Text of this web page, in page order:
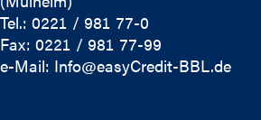
Tel.: 0221 / 981 77-0
Fax: 0221 / 981 77-99
e-Mail: Info@easyCredit-BBL.de